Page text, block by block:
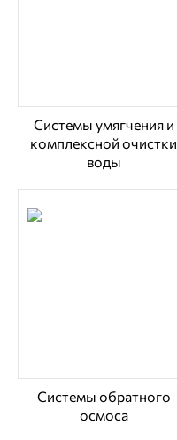
Системы умягчения и
комплексной очистки
воды
Системы обратного
осмоса